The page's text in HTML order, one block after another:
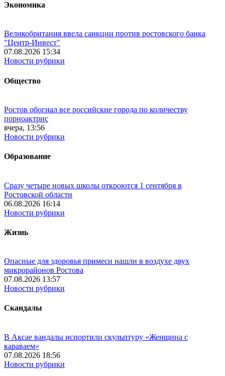
Экономика
Великобритания ввела санкции против ростовского банка
"Центр-Инвест"
07.08.2026 15:34
Новости рубрики
Общество
Ростов обогнал все российские города по количеству
порноактрис
вчера, 13:56
Новости рубрики
Образование
Сразу четыре новых школы откроются 1 сентября в
Ростовской области
06.08.2026 16:14
Новости рубрики
Жизнь
Опасные для здоровья примеси нашли в воздухе двух
микрорайонов Ростова
07.08.2026 13:57
Новости рубрики
Скандалы
В Аксае вандалы испортили скульптуру «Женщина с
караваем»
07.08.2026 18:56
Новости рубрики